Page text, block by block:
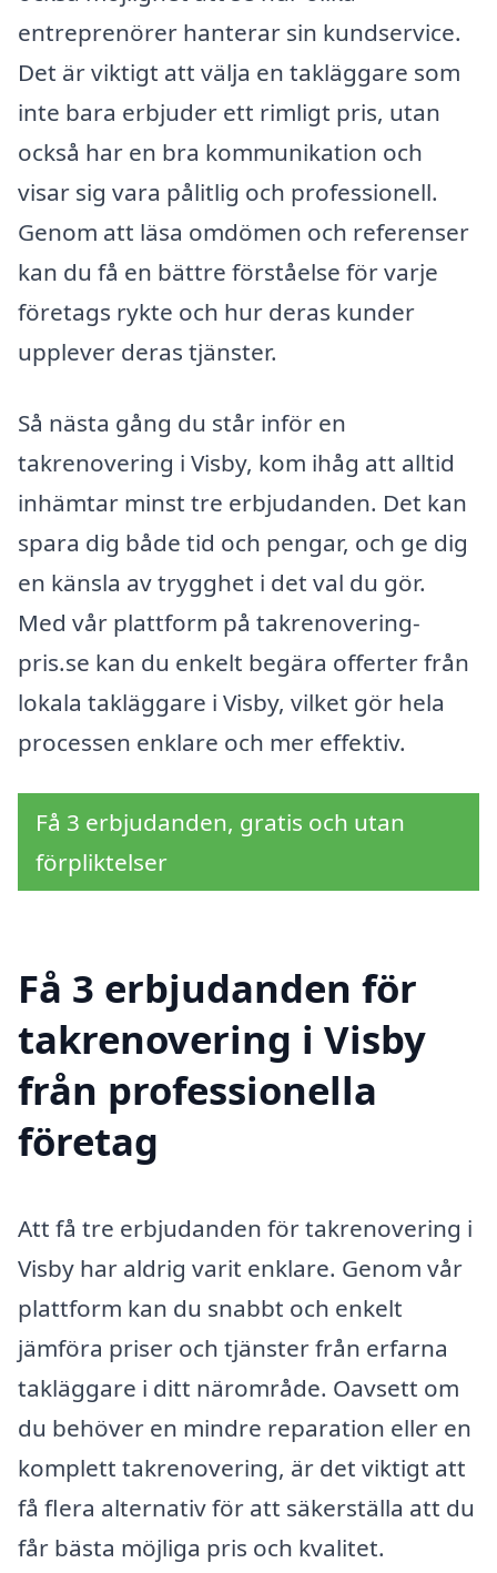
entreprenörer hanterar sin kundservice.
Det är viktigt att välja en takläggare som
inte bara erbjuder ett rimligt pris, utan
också har en bra kommunikation och
visar sig vara pålitlig och professionell.
Genom att läsa omdömen och referenser
kan du få en bättre förståelse för varje
företags rykte och hur deras kunder
upplever deras tjänster.
Så nästa gång du står inför en
takrenovering i Visby, kom ihåg att alltid
inhämtar minst tre erbjudanden. Det kan
spara dig både tid och pengar, och ge dig
en känsla av trygghet i det val du gör.
Med vår plattform på takrenovering-
pris.se kan du enkelt begära offerter från
lokala takläggare i Visby, vilket gör hela
processen enklare och mer effektiv.
Få 3 erbjudanden, gratis och utan
förpliktelser
Få 3 erbjudanden för
takrenovering i Visby
från professionella
företag
Att få tre erbjudanden för takrenovering i
Visby har aldrig varit enklare. Genom vår
plattform kan du snabbt och enkelt
jämföra priser och tjänster från erfarna
takläggare i ditt närområde. Oavsett om
du behöver en mindre reparation eller en
komplett takrenovering, är det viktigt att
få flera alternativ för att säkerställa att du
får bästa möjliga pris och kvalitet.